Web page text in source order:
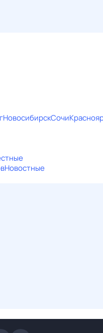
НовосибирскСочи
Новостные